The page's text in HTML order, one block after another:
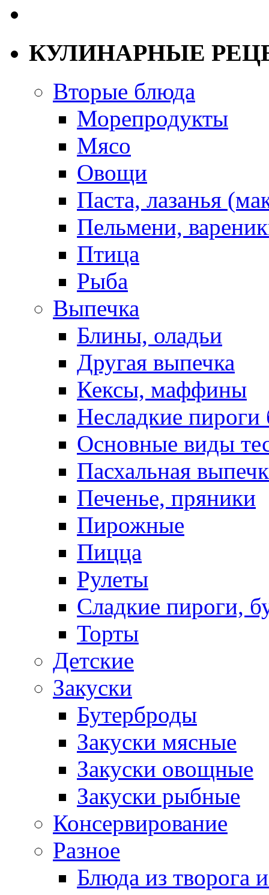
КУЛИНАРНЫЕ
Вторые блюда
Морепродукты
Мясо
Овощи
Паста, лазанья
Пельмени,
Птица
Рыба
Выпечка
Блины, оладьи
Другая выпечка
Кексы, маффины
Несладкие пироги
Основные виды
Пасхальная
Печенье, пряники
Пирожные
Пицца
Рулеты
Сладкие пироги,
Торты
Детские
Закуски
Бутерброды
Закуски мясные
Закуски овощные
Закуски рыбные
Консервирование
Разное
Блюда из творога